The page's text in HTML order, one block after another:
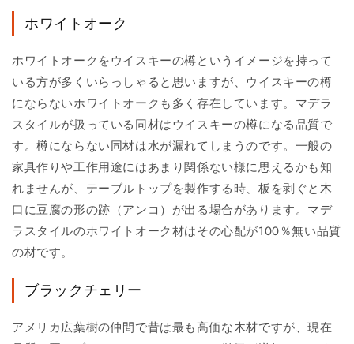
ホワイトオーク
ホワイトオークをウイスキーの樽というイメージを持って
いる方が多くいらっしゃると思いますが、ウイスキーの樽
にならないホワイトオークも多く存在しています。マデラ
スタイルが扱っている同材はウイスキーの樽になる品質で
す。樽にならない同材は水が漏れてしまうのです。一般の
家具作りや工作用途にはあまり関係ない様に思えるかも知
れませんが、テーブルトップを製作する時、板を剥ぐと木
口に豆腐の形の跡（アンコ）が出る場合があります。マデ
ラスタイルのホワイトオーク材はその心配が100％無い品質
の材です。
ブラックチェリー
アメリカ広葉樹の仲間で昔は最も高価な木材ですが、現在